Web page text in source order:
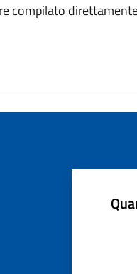
compilato